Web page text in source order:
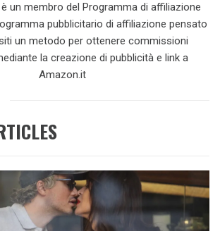
un membro del Programma di affiliazione
pubblicitario di affiliazione pensato
un metodo per ottenere commissioni
la creazione di pubblicità e link a
Amazon.it